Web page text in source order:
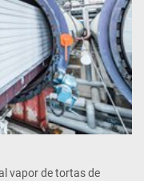
vapor de tortas de